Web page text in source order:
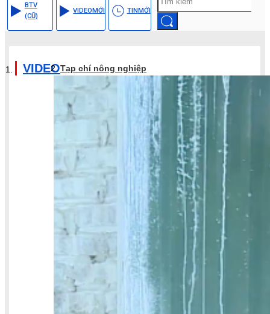
BTV
(CŨ)
VIDEOMỚI TINMỚI
VIDEOTạp chí nông nghiệp